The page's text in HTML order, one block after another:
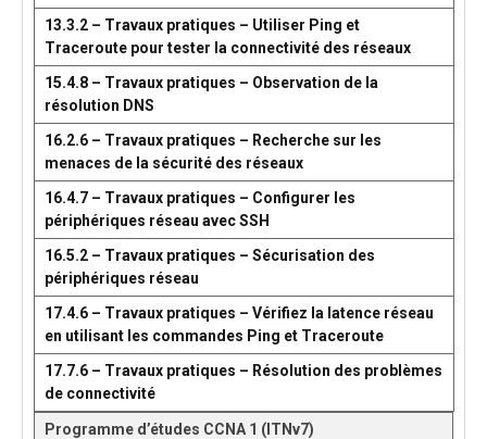
13.3.2 – Travaux pratiques – Utiliser Ping et
Traceroute pour tester la connectivité des réseaux
15.4.8 – Travaux pratiques – Observation de la
résolution DNS
16.2.6 – Travaux pratiques – Recherche sur les
menaces de la sécurité des réseaux
16.4.7 – Travaux pratiques – Configurer les
périphériques réseau avec SSH
16.5.2 – Travaux pratiques – Sécurisation des
périphériques réseau
17.4.6 – Travaux pratiques – Vérifiez la latence réseau
en utilisant les commandes Ping et Traceroute
17.7.6 – Travaux pratiques – Résolution des problèmes
de connectivité
Programme d’études CCNA 1 (ITNv7)